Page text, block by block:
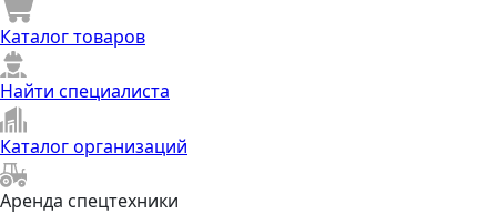
Каталог товаров
Найти специалиста
Каталог организаций
Аренда спецтехники